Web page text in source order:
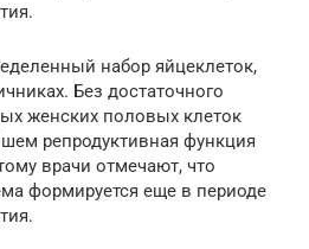
набор яйцеклеток,
Без достаточного
женских половых клеток
репродуктивная функция
врачи отмечают, что
формируется еще в периоде